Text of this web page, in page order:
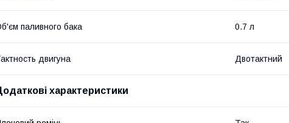
паливного бака 0.7 л
двигуна Двотактний
характеристики